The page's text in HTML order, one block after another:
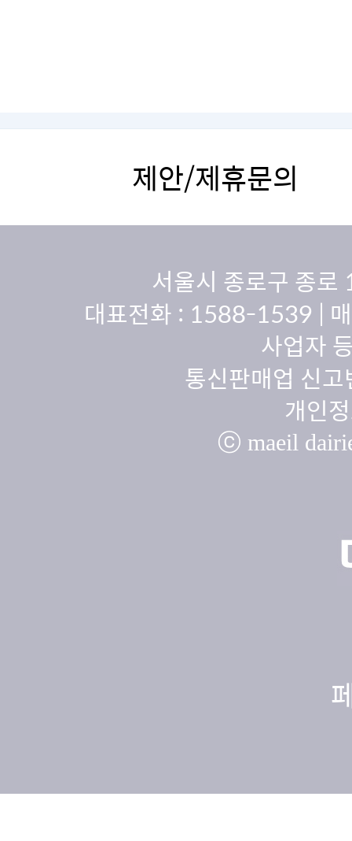
제안/제휴문의
서울시 종로구 종
대표전화 : 1588-1539 |
사업자
통신판매업 신
개인
ⓒ maeil